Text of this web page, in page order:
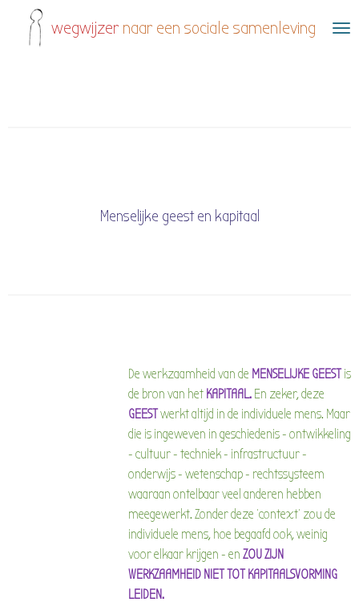
direct
wegwijzer naar een sociale samenleving
Menselijke geest en kapitaal
De werkzaamheid van de MENSELIJKE GEESTis
de bron van het KAPITAAL. En zeker, deze
GEESTwerkt altijd in de individuele mens. Maar
die is ingeweven in geschiedenis - ontwikkeling
- cultuur - techniek - infrastructuur -
onderwijs - wetenschap - rechtssysteem
waaraan ontelbaar veel anderen hebben
meegewerkt. Zonder deze 'context' zou de
individuele mens, hoe begaafd ook, weinig
voor elkaar krijgen - en ZOU ZIJN
WERKZAAMHEID NIET TOT KAPITAALSVORMING
LEIDEN.